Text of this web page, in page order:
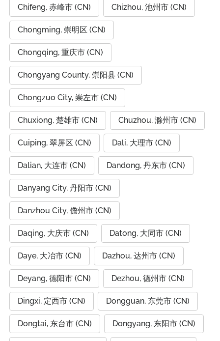
Chifeng, 赤峰市 (CN) Chizhou, 池州市 (CN)
Chongming, 崇明区 (CN)
Chongqing, 重庆市 (CN)
Chongyang County, 崇阳县 (CN)
Chongzuo City, 崇左市 (CN)
Chuxiong, 楚雄市 (CN) Chuzhou, 滁州市 (CN)
Cuiping, 翠屏区 (CN) Dali, 大理市 (CN)
Dalian, 大连市 (CN) Dandong, 丹东市 (CN)
Danyang City, 丹阳市 (CN)
Danzhou City, 儋州市 (CN)
Daqing, 大庆市 (CN) Datong, 大同市 (CN)
Daye, 大冶市 (CN) Dazhou, 达州市 (CN)
Deyang, 德阳市 (CN) Dezhou, 德州市 (CN)
Dingxi, 定西市 (CN) Dongguan, 东莞市 (CN)
Dongtai, 东台市 (CN) Dongyang, 东阳市 (CN)